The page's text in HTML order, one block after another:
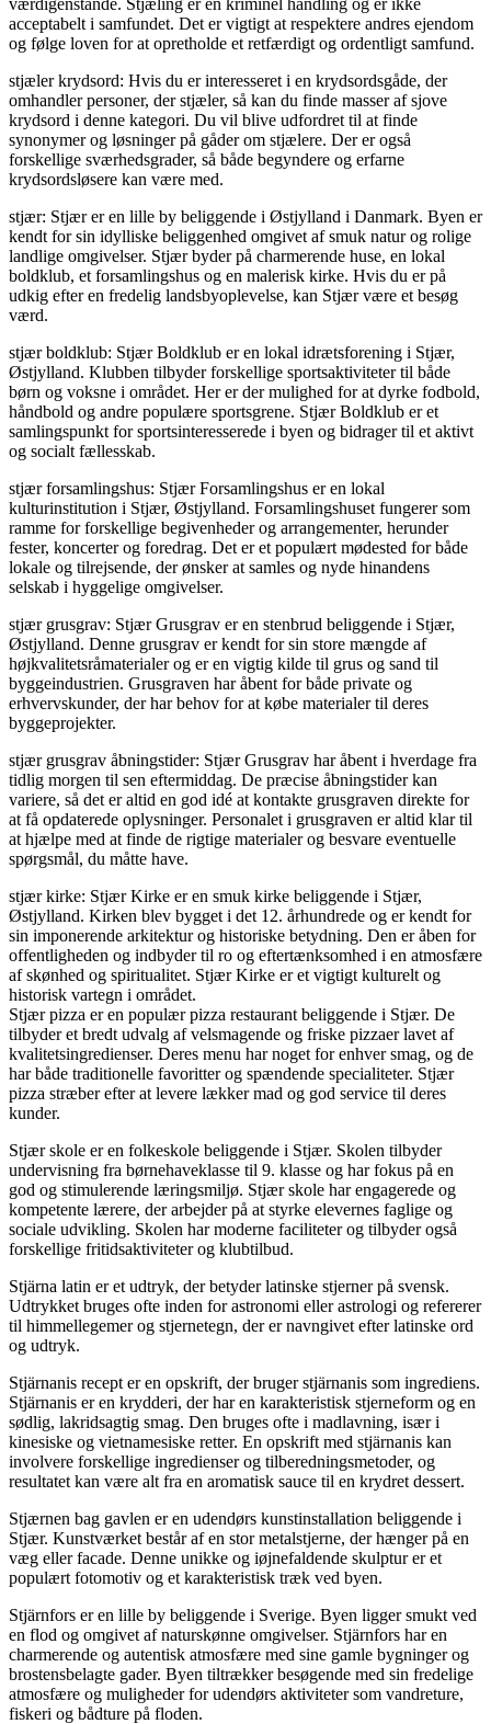
acceptabelt i samfundet. Det er vigtigt at respektere andres ejendom
og følge loven for at opretholde et retfærdigt og ordentligt samfund.
stjæler krydsord: Hvis du er interesseret i en krydsordsgåde, der
omhandler personer, der stjæler, så kan du finde masser af sjove
krydsord i denne kategori. Du vil blive udfordret til at finde
synonymer og løsninger på gåder om stjælere. Der er også
forskellige sværhedsgrader, så både begyndere og erfarne
krydsordsløsere kan være med.
stjær: Stjær er en lille by beliggende i Østjylland i Danmark. Byen er
kendt for sin idylliske beliggenhed omgivet af smuk natur og rolige
landlige omgivelser. Stjær byder på charmerende huse, en lokal
boldklub, et forsamlingshus og en malerisk kirke. Hvis du er på
udkig efter en fredelig landsbyoplevelse, kan Stjær være et besøg
værd.
stjær boldklub: Stjær Boldklub er en lokal idrætsforening i Stjær,
Østjylland. Klubben tilbyder forskellige sportsaktiviteter til både
børn og voksne i området. Her er der mulighed for at dyrke fodbold,
håndbold og andre populære sportsgrene. Stjær Boldklub er et
samlingspunkt for sportsinteresserede i byen og bidrager til et aktivt
og socialt fællesskab.
stjær forsamlingshus: Stjær Forsamlingshus er en lokal
kulturinstitution i Stjær, Østjylland. Forsamlingshuset fungerer som
ramme for forskellige begivenheder og arrangementer, herunder
fester, koncerter og foredrag. Det er et populært mødested for både
lokale og tilrejsende, der ønsker at samles og nyde hinandens
selskab i hyggelige omgivelser.
stjær grusgrav: Stjær Grusgrav er en stenbrud beliggende i Stjær,
Østjylland. Denne grusgrav er kendt for sin store mængde af
højkvalitetsråmaterialer og er en vigtig kilde til grus og sand til
byggeindustrien. Grusgraven har åbent for både private og
erhvervskunder, der har behov for at købe materialer til deres
byggeprojekter.
stjær grusgrav åbningstider: Stjær Grusgrav har åbent i hverdage fra
tidlig morgen til sen eftermiddag. De præcise åbningstider kan
variere, så det er altid en god idé at kontakte grusgraven direkte for
at få opdaterede oplysninger. Personalet i grusgraven er altid klar til
at hjælpe med at finde de rigtige materialer og besvare eventuelle
spørgsmål, du måtte have.
stjær kirke: Stjær Kirke er en smuk kirke beliggende i Stjær,
Østjylland. Kirken blev bygget i det 12. århundrede og er kendt for
sin imponerende arkitektur og historiske betydning. Den er åben for
offentligheden og indbyder til ro og eftertænksomhed i en atmosfære
af skønhed og spiritualitet. Stjær Kirke er et vigtigt kulturelt og
historisk vartegn i området.
Stjær pizza er en populær pizza restaurant beliggende i Stjær. De
tilbyder et bredt udvalg af velsmagende og friske pizzaer lavet af
kvalitetsingredienser. Deres menu har noget for enhver smag, og de
har både traditionelle favoritter og spændende specialiteter. Stjær
pizza stræber efter at levere lækker mad og god service til deres
kunder.
Stjær skole er en folkeskole beliggende i Stjær. Skolen tilbyder
undervisning fra børnehaveklasse til 9. klasse og har fokus på en
god og stimulerende læringsmiljø. Stjær skole har engagerede og
kompetente lærere, der arbejder på at styrke elevernes faglige og
sociale udvikling. Skolen har moderne faciliteter og tilbyder også
forskellige fritidsaktiviteter og klubtilbud.
Stjärna latin er et udtryk, der betyder latinske stjerner på svensk.
Udtrykket bruges ofte inden for astronomi eller astrologi og refererer
til himmellegemer og stjernetegn, der er navngivet efter latinske ord
og udtryk.
Stjärnanis recept er en opskrift, der bruger stjärnanis som ingrediens.
Stjärnanis er en krydderi, der har en karakteristisk stjerneform og en
sødlig, lakridsagtig smag. Den bruges ofte i madlavning, især i
kinesiske og vietnamesiske retter. En opskrift med stjärnanis kan
involvere forskellige ingredienser og tilberedningsmetoder, og
resultatet kan være alt fra en aromatisk sauce til en krydret dessert.
Stjærnen bag gavlen er en udendørs kunstinstallation beliggende i
Stjær. Kunstværket består af en stor metalstjerne, der hænger på en
væg eller facade. Denne unikke og iøjnefaldende skulptur er et
populært fotomotiv og et karakteristisk træk ved byen.
Stjärnfors er en lille by beliggende i Sverige. Byen ligger smukt ved
en flod og omgivet af naturskønne omgivelser. Stjärnfors har en
charmerende og autentisk atmosfære med sine gamle bygninger og
brostensbelagte gader. Byen tiltrækker besøgende med sin fredelige
atmosfære og muligheder for udendørs aktiviteter som vandreture,
fiskeri og bådture på floden.